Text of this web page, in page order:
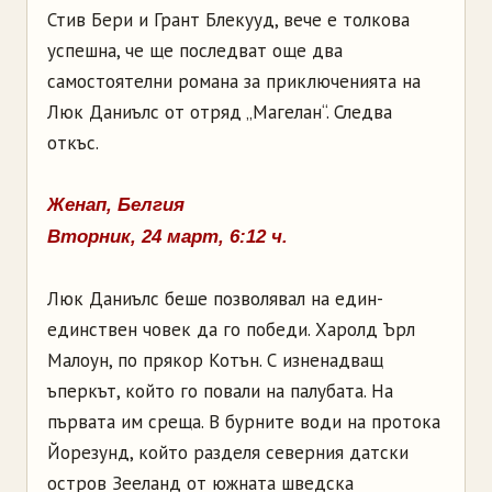
Стив Бери и Грант Блекууд, вече е толкова
успешна, че ще последват още два
самостоятелни романа за приключенията на
Люк Даниълс от отряд „Магелан“. Следва
откъс.
Женап, Белгия
Вторник, 24 март, 6:12 ч.
Люк Даниълс беше позволявал на един-
единствен човек да го победи. Харолд Ърл
Малоун, по прякор Котън. С изненадващ
ъперкът, който го повали на палубата. На
първата им среща. В бурните води на протока
Йорезунд, който разделя северния датски
остров Зееланд от южната шведска